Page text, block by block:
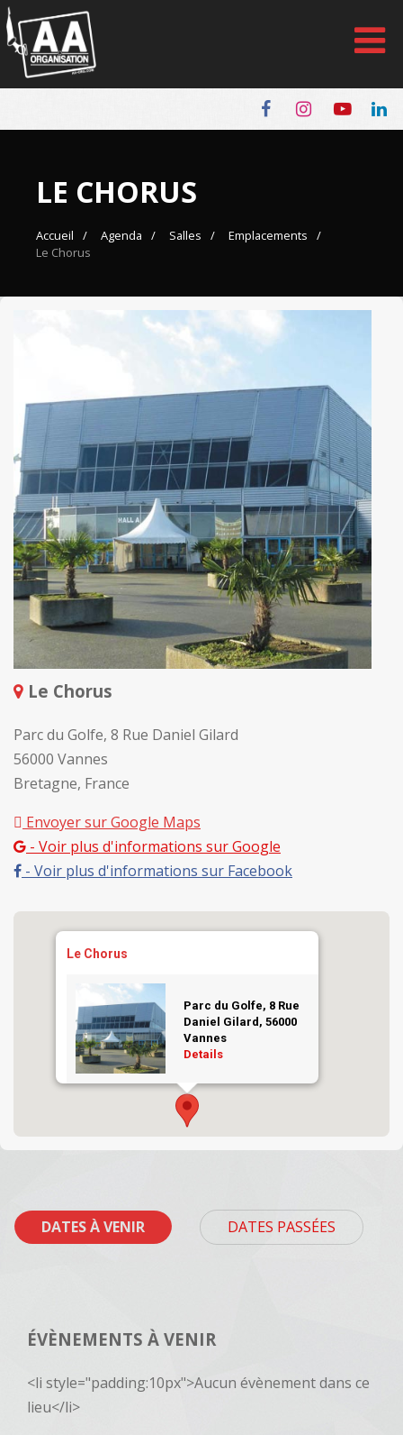
Panneau de gestion des cookies
LE CHORUS
Accueil Agenda Salles
Emplacements
Le Chorus
Le Chorus
Parc du Golfe, 8 Rue Daniel Gilard
56000 Vannes
Bretagne, France
Envoyer sur Google Maps
- Voir plus d'informations sur Google
- Voir plus d'informations sur Facebook
Le Chorus
Parc du Golfe, 8 Rue
Daniel Gilard, 56000
Vannes
Details
DATES À VENIR DATES PASSÉES
ÉVÈNEMENTS À VENIR
<li style="padding:10px">Aucun évènement dans ce
lieu</li>